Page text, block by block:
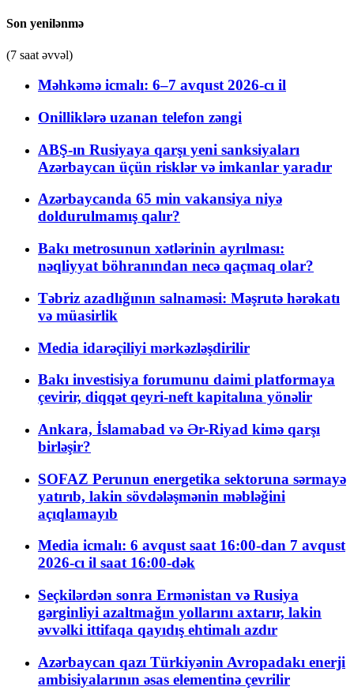
Son yenilənmə
(7 saat əvvəl)
Məhkəmə icmalı: 6–7 avqust 2026-cı il
Onilliklərə uzanan telefon zəngi
ABŞ-ın Rusiyaya qarşı yeni sanksiyaları
Azərbaycan üçün risklər və imkanlar yaradır
Azərbaycanda 65 min vakansiya niyə
doldurulmamış qalır?
Bakı metrosunun xətlərinin ayrılması:
nəqliyyat böhranından necə qaçmaq olar?
Təbriz azadlığının salnaməsi: Məşrutə hərəkatı
və müasirlik
Media idarəçiliyi mərkəzləşdirilir
Bakı investisiya forumunu daimi platformaya
çevirir, diqqət qeyri-neft kapitalına yönəlir
Ankara, İslamabad və Ər-Riyad kimə qarşı
birləşir?
SOFAZ Perunun energetika sektoruna sərmayə
yatırıb, lakin sövdələşmənin məbləğini
açıqlamayıb
Media icmalı: 6 avqust saat 16:00-dan 7 avqust
2026-cı il saat 16:00-dək
Seçkilərdən sonra Ermənistan və Rusiya
gərginliyi azaltmağın yollarını axtarır, lakin
əvvəlki ittifaqa qayıdış ehtimalı azdır
Azərbaycan qazı Türkiyənin Avropadakı enerji
ambisiyalarının əsas elementinə çevrilir